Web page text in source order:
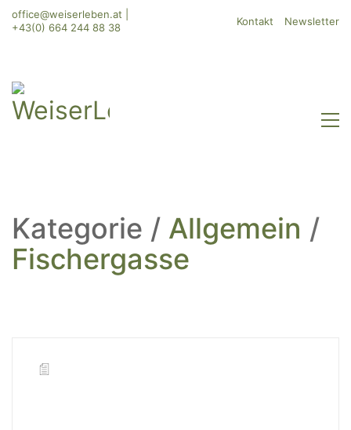
office@weiserleben.at
+43(0) 664 244 88 38
Kontakt Newsletter
Kategorie / Allgemein /
Fischergasse